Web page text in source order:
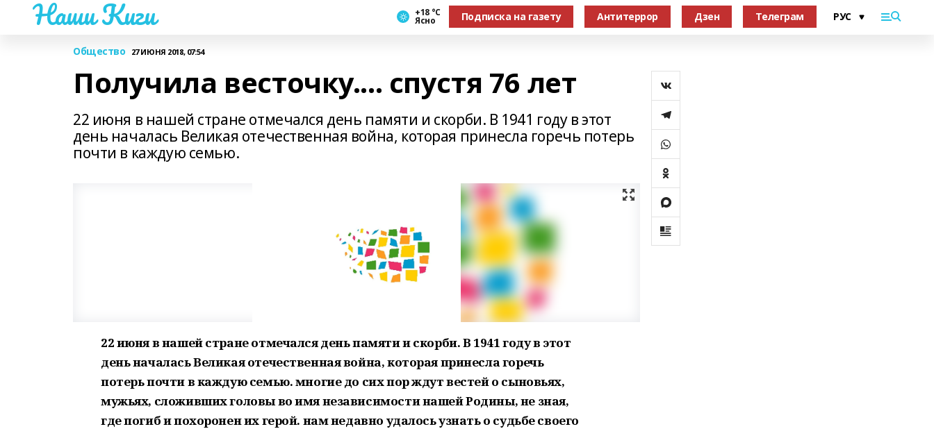
Наши Киги +18 °С
Ясно Подписка на газету Антитеррор Дзен Телеграм
Общество 27 ИЮНЯ 2018, 07:54
Получила весточку.... спустя 76 лет
22 июня в нашей стране отмечался день памяти и скорби. В 1941 году в этот
день началась Великая отечественная война, которая принесла горечь потерь
почти в каждую семью.
22 июня в нашей стране отмечался день памяти и скорби. В 1941 году в этот
день началась Великая отечественная война, которая принесла горечь
потерь почти в каждую семью. многие до сих пор ждут вестей о сыновьях,
мужьях, сложивших головы во имя независимости нашей Родины, не зная,
где погиб и похоронен их герой. нам недавно удалось узнать о судьбе своего